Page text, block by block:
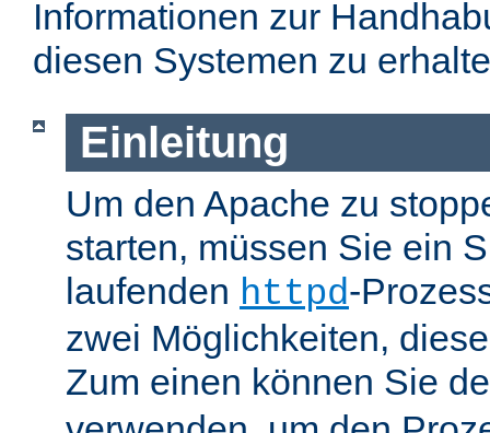
Informationen zur
diesen Systemen zu
Einleitung
Um den Apache zu
starten, müssen Sie ein
laufenden httpd-
zwei Möglichkeiten,
Zum einen können Sie